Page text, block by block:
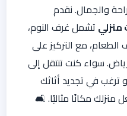
والجمال. نقدم
منزلي تشمل غرف النوم،
مع التركيز على
سواء كنت تنتقل إلى
ترغب في تجديد أثاثك
منزلك مكانًا مثاليًا. 🛋️